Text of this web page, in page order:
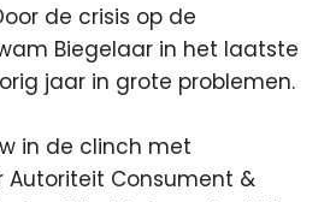
de crisis op de
Biegelaar in het laatste
jaar in grote problemen.
in de clinch met
Autoriteit Consument &